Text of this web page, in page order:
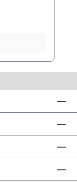
und
von ca.
etwas
etwas